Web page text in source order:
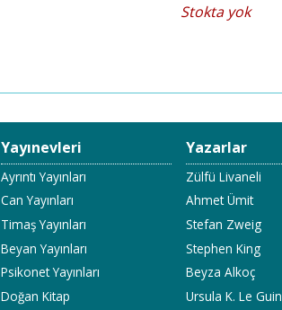
Stokta yok
Yayınevleri
Ayrıntı Yayınları
Can Yayınları
Timaş Yayınları
Beyan Yayınları
Psikonet Yayınları
Doğan Kitap
Yazarlar
Zülfü Livaneli
Ahmet Ümit
Stefan Zweig
Stephen King
Beyza Alkoç
Ursula K. Le Guin